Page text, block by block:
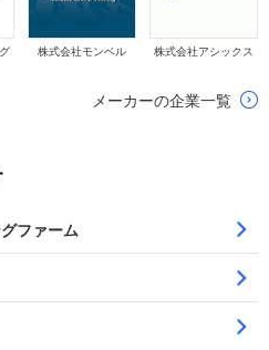
株式会社モンベル 株式会社アシックス
メーカーの企業一覧
ファーム